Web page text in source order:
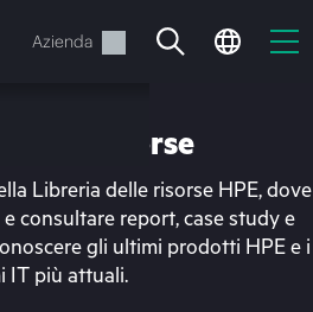
Azienda
delle risorse
Libreria delle risorse HPE, dove
consultare report, case study e
gli ultimi prodotti HPE e i
IT più attuali.